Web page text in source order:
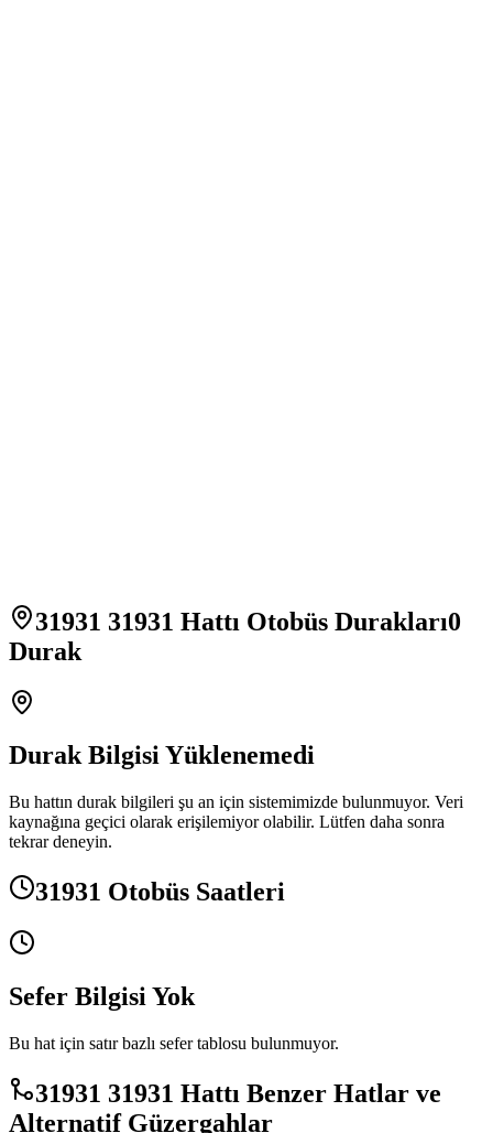
31931 31931 Hattı Otobüs Durakları0
Durak
Durak Bilgisi Yüklenemedi
Bu hattın durak bilgileri şu an için sistemimizde bulunmuyor. Veri
kaynağına geçici olarak erişilemiyor olabilir. Lütfen daha sonra
tekrar deneyin.
31931 Otobüs Saatleri
Sefer Bilgisi Yok
Bu hat için satır bazlı sefer tablosu bulunmuyor.
31931 31931 Hattı Benzer Hatlar ve
Alternatif Güzergahlar